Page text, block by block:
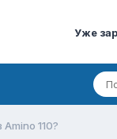
Уже
110?